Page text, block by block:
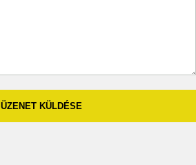
ÜZENET KÜLDÉSE